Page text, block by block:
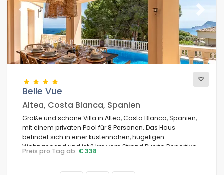
Previous
Belle Vue
Altea, Costa Blanca, Spanien
Große und schöne Villa in Altea, Costa Blanca, Spanien,
mit einem privaten Pool für 8 Personen. Das Haus
befindet sich in einer küstennahen, hügeligen
Wohngegend und ist 2 km vom Strand Puerto Deportivo
Campomanus entfernt.
Preis pro Tag ab: € 338